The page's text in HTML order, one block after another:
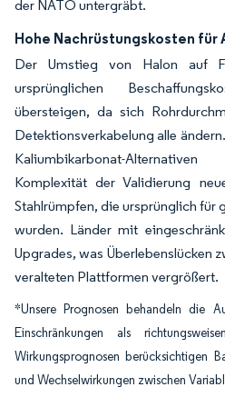
der NATO untergräbt.
Hohe Nachrüstungskosten
Der Umstieg von Halon auf
ursprünglichen
übersteigen, da sich
Detektionsverkabelung alle
Kaliumbikarbonat-
Komplexität der Validierung
Stahlrümpfen, die ursprünglich
wurden. Länder mit
Upgrades, was Überlebenslücken
veralteten Plattformen vergrößert.
*Unsere Prognosen behandeln die
Einschränkungen als
Wirkungsprognosen berücksichtigen
und Wechselwirkungen zwischen